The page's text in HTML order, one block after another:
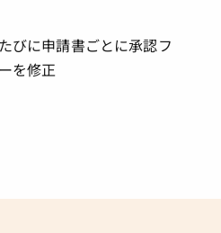
びに申請書ごとに承認フ
を修正